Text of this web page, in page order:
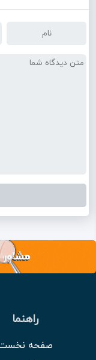
راهنما
صفحه